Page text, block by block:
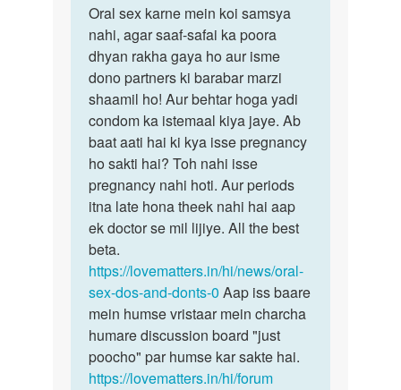
to
Maine
15
march
ko
oral
sex
by
jas
Oral
sex
karne
mein
koi
Oral sex karne mein koi samsya
nahi, agar saaf-safai ka poora
dhyan rakha gaya ho aur isme
dono partners ki barabar marzi
shaamil ho! Aur behtar hoga yadi
condom ka istemaal kiya jaye. Ab
baat aati hai ki kya isse pregnancy
ho sakti hai? Toh nahi isse
pregnancy nahi hoti. Aur periods
itna late hona theek nahi hai aap
ek doctor se mil lijiye. All the best
beta.
https://lovematters.in/hi/news/oral-
sex-dos-and-donts-0 Aap iss baare
mein humse vristaar mein charcha
humare discussion board "just
poocho" par humse kar sakte hai.
https://lovematters.in/hi/forum